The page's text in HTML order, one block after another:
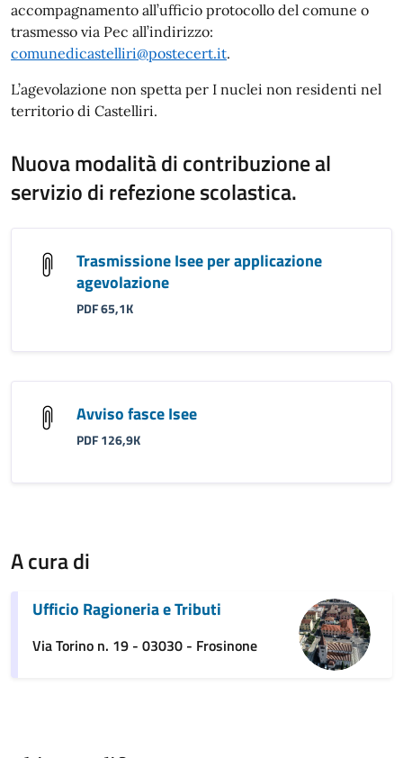
accompagnamento all’ufficio protocollo del comune o
trasmesso via Pec all’indirizzo:
comunedicastelliri@postecert.it.
L’agevolazione non spetta per I nuclei non residenti nel
territorio di Castelliri.
Nuova modalità di contribuzione al
servizio di refezione scolastica.
Trasmissione Isee per applicazione
agevolazione
PDF 65,1K
Avviso fasce Isee
PDF 126,9K
A cura di
Ufficio Ragioneria e Tributi
Via Torino n. 19 - 03030 - Frosinone